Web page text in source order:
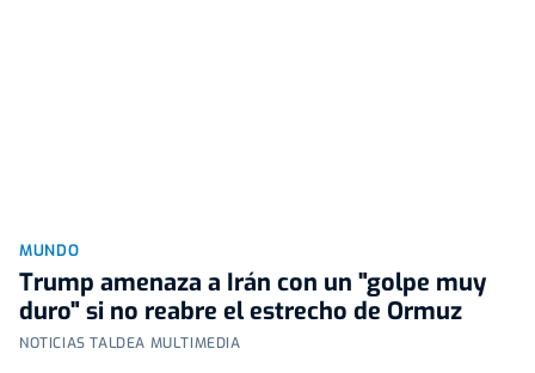
MUNDO
Trump amenaza a Irán con un "golpe muy
duro" si no reabre el estrecho de Ormuz
NOTICIAS TALDEA MULTIMEDIA